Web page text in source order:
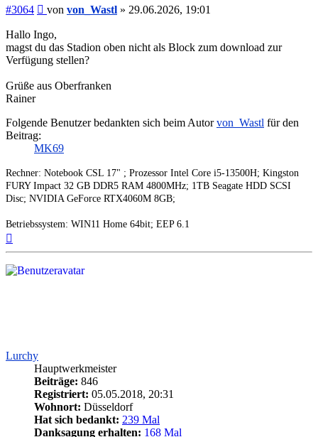
#3064 Beitrag
von von_Wastl » 29.06.2026, 19:01
Hallo Ingo,
magst du das Stadion oben nicht als Block zum download zur
Verfügung stellen?
Grüße aus Oberfranken
Rainer
Folgende Benutzer bedankten sich beim Autorvon_Wastl für den
Beitrag:
MK69
Rechner: Notebook CSL 17" ; Prozessor Intel Core i5-13500H; Kingston
FURY Impact 32 GB DDR5 RAM 4800MHz; 1TB Seagate HDD SCSI
Disc; NVIDIA GeForce RTX4060M 8GB;
Betriebssystem: WIN11 Home 64bit; EEP 6.1
Lurchy
Hauptwerkmeister
Beiträge: 846
Registriert: 05.05.2018, 20:31
Wohnort: Düsseldorf
Hat sich bedankt: 239 Mal
Danksagung erhalten: 168 Mal